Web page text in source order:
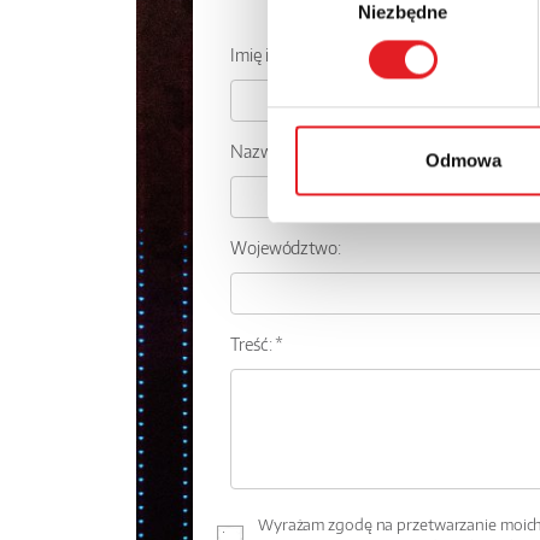
Niezbędne
Odmowa
Imię i nazwisko: *
Nazwa firmy:
Województwo:
Treść: *
Wyrażam zgodę na przetwarzanie